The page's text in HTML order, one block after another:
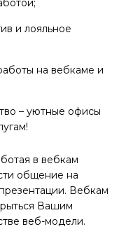
и лояльное
на вебкаме и
– уютные офисы
в вебкам
общение на
Вебкам
Вашим
веб-модели.